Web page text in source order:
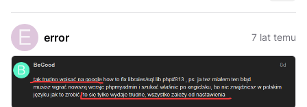
error 7 lat temu